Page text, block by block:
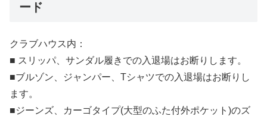
ード
クラブハウス内：
■ スリッパ、サンダル履きでの入退場はお断りします。
■ブルゾン、ジャンパー、Tシャツでの入退場はお断りし
ます。
■ジーンズ、カーゴタイプ(大型のふた付外ポケット)のズ